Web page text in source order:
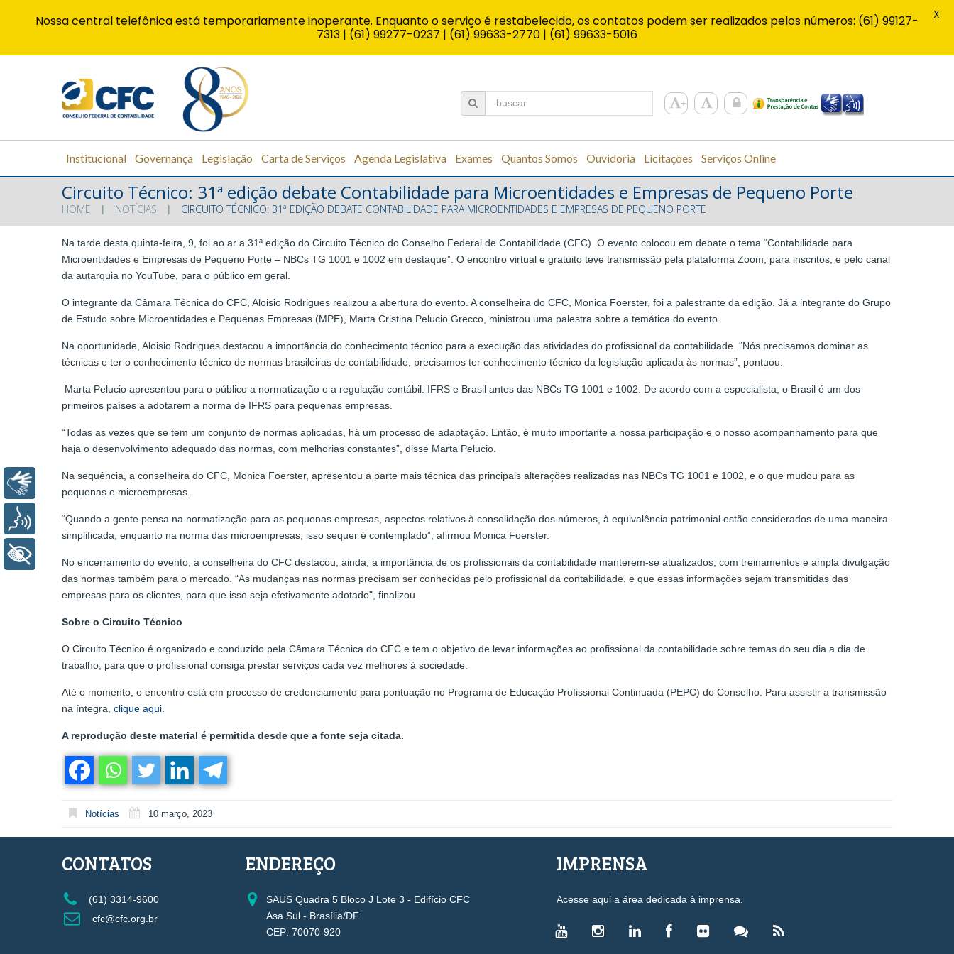
Institucional Governança Legislação Carta de Serviços Agenda Legislativa Exames Quantos Somos Ouvidoria Licitações Serviços Online
Circuito Técnico: 31ª edição debate Contabilidade para Microentidades e Empresas de Pequeno Porte
HOME NOTÍCIAS CIRCUITO TÉCNICO: 31ª EDIÇÃO DEBATE CONTABILIDADE PARA MICROENTIDADES E EMPRESAS DE PEQUENO PORTE
Na tarde desta quinta-feira, 9, foi ao ar a 31ª edição do Circuito Técnico do Conselho Federal de Contabilidade (CFC). O evento colocou em debate o tema “Contabilidade para
Microentidades e Empresas de Pequeno Porte – NBCs TG 1001 e 1002 em destaque”. O encontro virtual e gratuito teve transmissão pela plataforma Zoom, para inscritos, e pelo canal
da autarquia no YouTube, para o público em geral.
O integrante da Câmara Técnica do CFC, Aloisio Rodrigues realizou a abertura do evento. A conselheira do CFC, Monica Foerster, foi a palestrante da edição. Já a integrante do Grupo
de Estudo sobre Microentidades e Pequenas Empresas (MPE), Marta Cristina Pelucio Grecco, ministrou uma palestra sobre a temática do evento.
Na oportunidade, Aloisio Rodrigues destacou a importância do conhecimento técnico para a execução das atividades do profissional da contabilidade. “Nós precisamos dominar as
técnicas e ter o conhecimento técnico de normas brasileiras de contabilidade, precisamos ter conhecimento técnico da legislação aplicada às normas”, pontuou.
Marta Pelucio apresentou para o público a normatização e a regulação contábil: IFRS e Brasil antes das NBCs TG 1001 e 1002. De acordo com a especialista, o Brasil é um dos
primeiros países a adotarem a norma de IFRS para pequenas empresas.
“Todas as vezes que se tem um conjunto de normas aplicadas, há um processo de adaptação. Então, é muito importante a nossa participação e o nosso acompanhamento para que
haja o desenvolvimento adequado das normas, com melhorias constantes”, disse Marta Pelucio.
Na sequência, a conselheira do CFC, Monica Foerster, apresentou a parte mais técnica das principais alterações realizadas nas NBCs TG 1001 e 1002, e o que mudou para as
pequenas e microempresas.
“Quando a gente pensa na normatização para as pequenas empresas, aspectos relativos à consolidação dos números, à equivalência patrimonial estão considerados de uma maneira
simplificada, enquanto na norma das microempresas, isso sequer é contemplado”, afirmou Monica Foerster.
No encerramento do evento, a conselheira do CFC destacou, ainda, a importância de os profissionais da contabilidade manterem-se atualizados, com treinamentos e ampla divulgação
das normas também para o mercado. “As mudanças nas normas precisam ser conhecidas pelo profissional da contabilidade, e que essas informações sejam transmitidas das
empresas para os clientes, para que isso seja efetivamente adotado", finalizou.
Sobre o Circuito Técnico
O Circuito Técnico é organizado e conduzido pela Câmara Técnica do CFC e tem o objetivo de levar informações ao profissional da contabilidade sobre temas do seu dia a dia de
trabalho, para que o profissional consiga prestar serviços cada vez melhores à sociedade.
Até o momento, o encontro está em processo de credenciamento para pontuação no Programa de Educação Profissional Continuada (PEPC) do Conselho. Para assistir a transmissão
na íntegra, clique aqui.
A reprodução deste material é permitida desde que a fonte seja citada.
Notícias 10 março, 2023
CONTATOS
(61) 3314-9600
cfc@cfc.org.br
ENDEREÇO
SAUS Quadra 5 Bloco J Lote 3 - Edifício CFC
Asa Sul - Brasília/DF
CEP: 70070-920
IMPRENSA
Acesse aqui a área dedicada à imprensa.
Nossa central telefônica está temporariamente inoperante. Enquanto o serviço é restabelecido, os contatos podem ser realizados pelos números: (61) 99127-
7313 | (61) 99277-0237 | (61) 99633-2770 | (61) 99633-5016
X
Libras
Voz